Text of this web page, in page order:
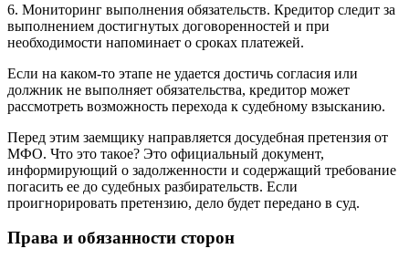
6. Мониторинг выполнения обязательств. Кредитор следит за
выполнением достигнутых договоренностей и при
необходимости напоминает о сроках платежей.
Если на каком-то этапе не удается достичь согласия или
должник не выполняет обязательства, кредитор может
рассмотреть возможность перехода к судебному взысканию.
Перед этим заемщику направляется досудебная претензия от
МФО. Что это такое? Это официальный документ,
информирующий о задолженности и содержащий требование
погасить ее до судебных разбирательств. Если
проигнорировать претензию, дело будет передано в суд.
Права и обязанности сторон